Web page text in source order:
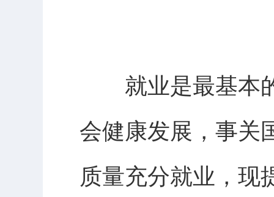
就业是最基本的
会健康发展，事关
质量充分就业，现